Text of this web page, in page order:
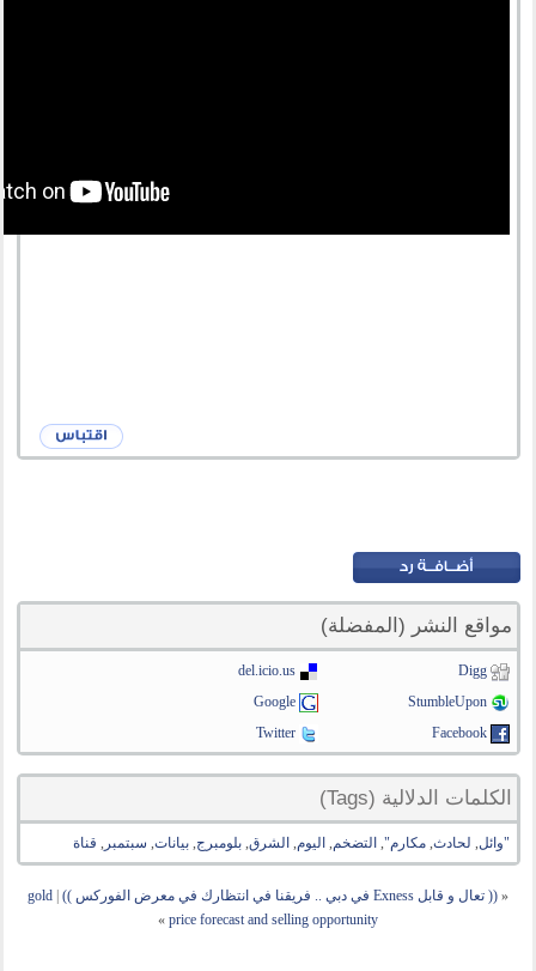
مواقع النشر (المفضلة)
Digg
del.icio.us
StumbleUpon
Google
Facebook
Twitter
الكلمات الدلالية (Tags)
"وائل, لحادث,مكارم", التضخم, اليوم, الشرق,بلومبرج,بيانات, سبتمبر , قناة
« (( تعال و قابل Exness في دبي .. فريقنا في انتظارك في معرض الفوركس ))
gold
price forecast and selling opportunity
»